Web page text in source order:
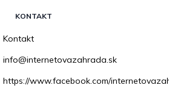
KONTAKT
Kontakt
info@internetovazahrada.sk
https://www.facebook.com/